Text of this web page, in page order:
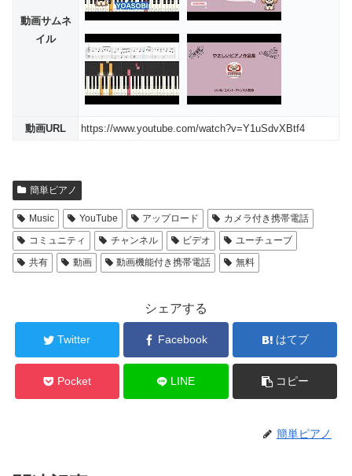
動画サムネ
イル
動画URL https://www.youtube.com/watch?v=Y1uSdvXBtf4
簡単ピアノ
Music YouTube アップロード
カメラ付き携帯電話
コミュニティ
チャンネル ビデオ
ユーチューブ
共有
動画 動画機能付き携帯電話 無料
シェアする
Twitter Facebook はてブ
Pocket LINE コピー
簡単ピアノ